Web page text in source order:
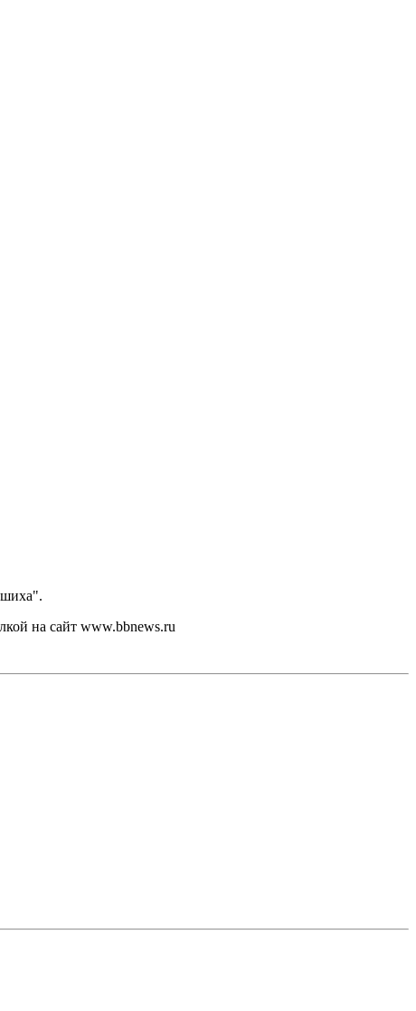
на сайт www.bbnews.ru